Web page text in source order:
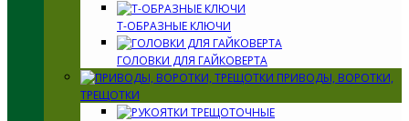
Т-ОБРАЗНЫЕ КЛЮЧИ
ГОЛОВКИ ДЛЯ ГАЙКОВЕРТА
ПРИВОДЫ, ВОРОТКИ,
ТРЕЩОТКИ